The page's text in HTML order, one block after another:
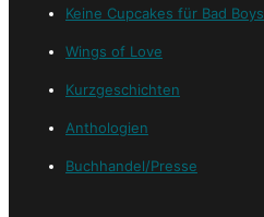
Keine Cupcakes für Bad Boys
Wings of Love
Kurzgeschichten
Anthologien
Buchhandel/Presse